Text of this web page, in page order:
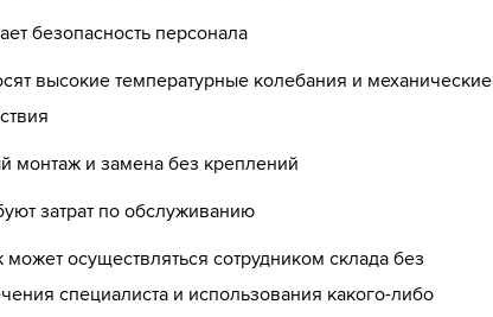
безопасность персонала
высокие температурные колебания и механические
монтаж и замена без креплений
затрат по обслуживанию
осуществляться сотрудником склада без
специалиста и использования какого-либо